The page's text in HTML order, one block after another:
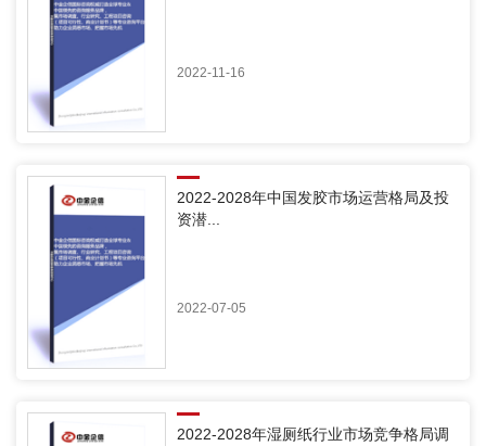
2022-11-16
2022-2028年中国发胶市场运营格局及投
资潜...
2022-07-05
2022-2028年湿厕纸行业市场竞争格局调